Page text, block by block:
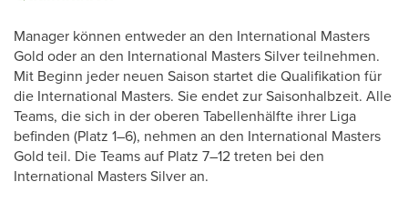
Manager können entweder an den International Masters
Gold oder an den International Masters Silver teilnehmen.
Mit Beginn jeder neuen Saison startet die Qualifikation für
die International Masters. Sie endet zur Saisonhalbzeit. Alle
Teams, die sich in der oberen Tabellenhälfte ihrer Liga
befinden (Platz 1–6), nehmen an den International Masters
Gold teil. Die Teams auf Platz 7–12 treten bei den
International Masters Silver an.